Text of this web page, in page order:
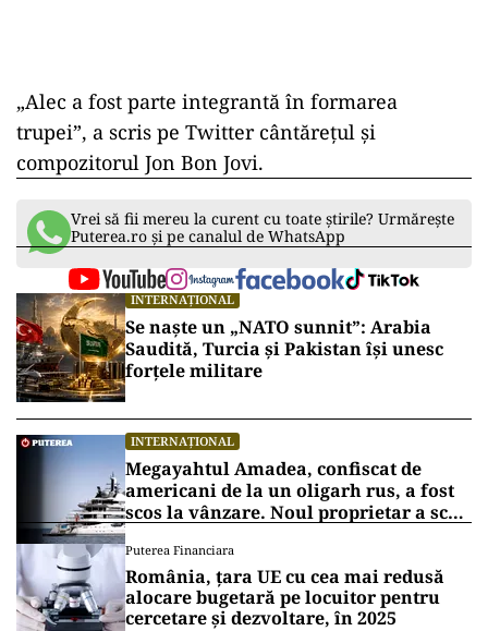
„Alec a fost parte integrantă în formarea
trupei”, a scris pe Twitter cântărețul și
compozitorul Jon Bon Jovi.
Vrei să fii mereu la curent cu toate știrile? Urmărește
Puterea.ro și pe canalul de WhatsApp
INTERNAȚIONAL
Se naște un „NATO sunnit”: Arabia
Saudită, Turcia și Pakistan își unesc
forțele militare
INTERNAȚIONAL
Megayahtul Amadea, confiscat de
americani de la un oligarh rus, a fost
scos la vânzare. Noul proprietar a scos
Puterea Financiara
România, țara UE cu cea mai redusă
alocare bugetară pe locuitor pentru
cercetare și dezvoltare, în 2025